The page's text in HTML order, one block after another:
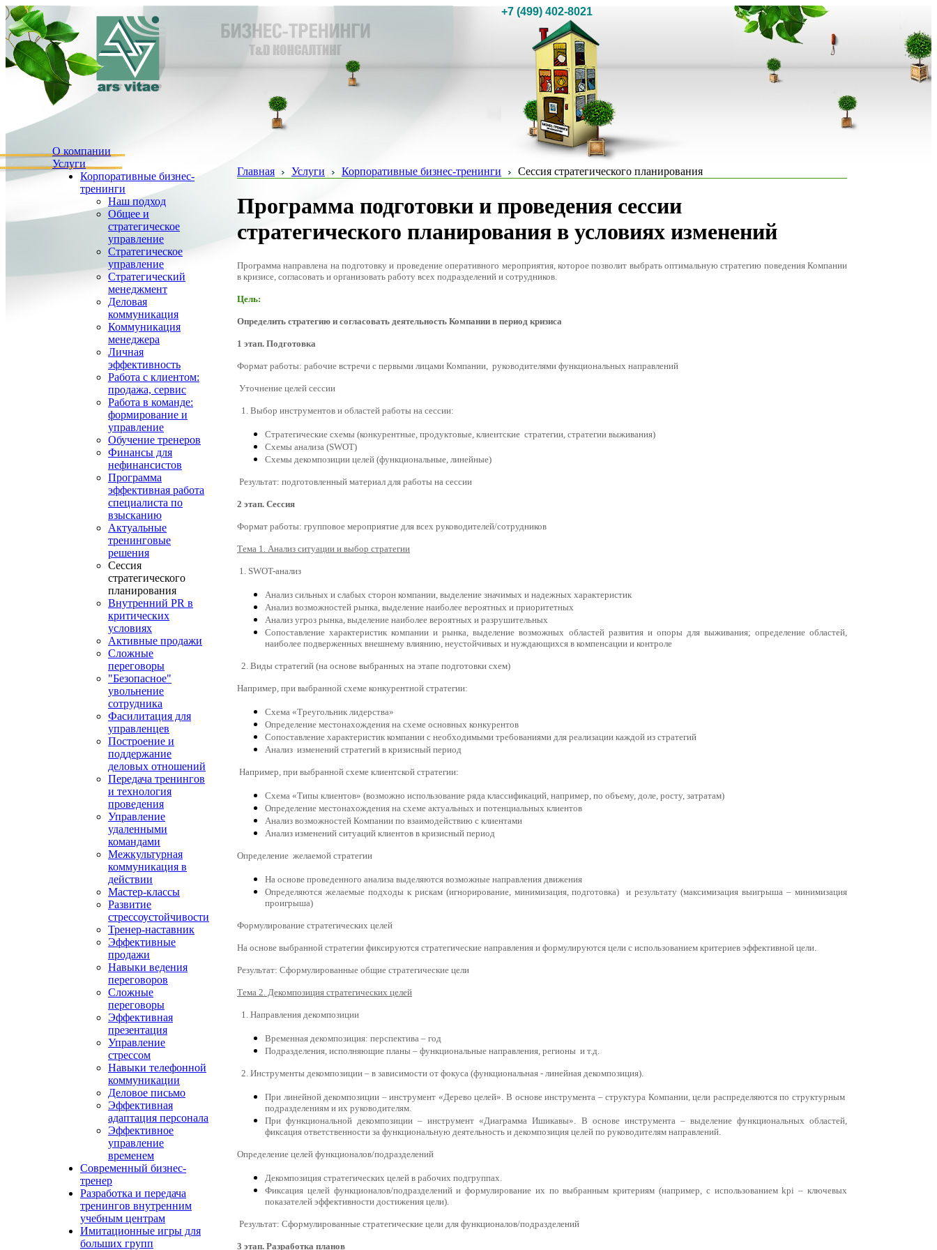
О компании
Услуги
Корпоративные бизнес-
тренинги
Наш подход
Общее и
стратегическое
управление
Стратегическое
управление
Стратегический
менеджмент
Деловая
коммуникация
Коммуникация
менеджера
Личная
эффективность
Работа с клиентом:
продажа, сервис
Работа в команде:
формирование и
управление
Обучение тренеров
Финансы для
нефинансистов
Программа
эффективная работа
специалиста по
взысканию
Актуальные
тренинговые
решения
Сессия
стратегического
планирования
Внутренний PR в
критических
условиях
Активные продажи
Сложные
переговоры
"Безопасное"
увольнение
сотрудника
Фасилитация для
управленцев
Построение и
поддержание
деловых отношений
Передача тренингов
и технология
проведения
Управление
удаленными
командами
Межкультурная
коммуникация в
действии
Мастер-классы
Развитие
стрессоустойчивости
Тренер-наставник
Эффективные
продажи
Навыки ведения
переговоров
Сложные
переговоры
Эффективная
презентация
Управление
стрессом
Навыки телефонной
коммуникации
Деловое письмо
Эффективная
адаптация персонала
Эффективное
управление
временем
Современный бизнес-
тренер
Разработка и передача
тренингов внутренним
учебным центрам
Имитационные игры для
больших групп
+7 (499) 402-8021
Главная Услуги Корпоративные бизнес-тренинги Сессия стратегического планирования
Программа подготовки и проведения сессии
стратегического планирования в условиях изменений
Программа направлена на подготовку и проведение оперативного мероприятия, которое позволит выбрать оптимальную стратегию поведения Компании
в кризисе, согласовать и организовать работу всех подразделений и сотрудников.
Цель:
Определить стратегию и согласовать деятельность Компании в период кризиса
1 этап. Подготовка
Формат работы: рабочие встречи с первыми лицами Компании, руководителями функциональных направлений
Уточнение целей сессии
1. Выбор инструментов и областей работы на сессии:
Стратегические схемы (конкурентные, продуктовые, клиентские стратегии, стратегии выживания)
Схемы анализа (SWOT)
Схемы декомпозиции целей (функциональные, линейные)
Результат: подготовленный материал для работы на сессии
2 этап. Сессия
Формат работы: групповое мероприятие для всех руководителей/сотрудников
Тема 1. Анализ ситуации и выбор стратегии
1. SWOT-анализ
Анализ сильных и слабых сторон компании, выделение значимых и надежных характеристик
Анализ возможностей рынка, выделение наиболее вероятных и приоритетных
Анализ угроз рынка, выделение наиболее вероятных и разрушительных
Сопоставление характеристик компании и рынка, выделение возможных областей развития и опоры для выживания; определение областей,
наиболее подверженных внешнему влиянию, неустойчивых и нуждающихся в компенсации и контроле
2. Виды стратегий (на основе выбранных на этапе подготовки схем)
Например, при выбранной схеме конкурентной стратегии:
Схема «Треугольник лидерства»
Определение местонахождения на схеме основных конкурентов
Сопоставление характеристик компании с необходимыми требованиями для реализации каждой из стратегий
Анализ изменений стратегий в кризисный период
Например, при выбранной схеме клиентской стратегии:
Схема «Типы клиентов» (возможно использование ряда классификаций, например, по объему, доле, росту, затратам)
Определение местонахождения на схеме актуальных и потенциальных клиентов
Анализ возможностей Компании по взаимодействию с клиентами
Анализ изменений ситуаций клиентов в кризисный период
Определение желаемой стратегии
На основе проведенного анализа выделяются возможные направления движения
Определяются желаемые подходы к рискам (игнорирование, минимизация, подготовка) и результату (максимизация выигрыша – минимизация
проигрыша)
Формулирование стратегических целей
На основе выбранной стратегии фиксируются стратегические направления и формулируются цели с использованием критериев эффективной цели.
Результат: Сформулированные общие стратегические цели
Тема 2. Декомпозиция стратегических целей
1. Направления декомпозиции
Временная декомпозиция: перспектива – год
Подразделения, исполняющие планы – функциональные направления, регионы и т.д.
2. Инструменты декомпозиции – в зависимости от фокуса (функциональная - линейная декомпозиция).
При линейной декомпозиции – инструмент «Дерево целей». В основе инструмента – структура Компании, цели распределяются по структурным
подразделениям и их руководителям.
При функциональной декомпозиции – инструмент «Диаграмма Ишикавы». В основе инструмента – выделение функциональных областей,
фиксация ответственности за функциональную деятельность и декомпозиция целей по руководителям направлений.
Определение целей функционалов/подразделений
Декомпозиция стратегических целей в рабочих подгруппах.
Фиксация целей функционалов/подразделений и формулирование их по выбранным критериям (например, с использованием kpi – ключевых
показателей эффективности достижения цели).
Результат: Сформулированные стратегические цели для функционалов/подразделений
3 этап. Разработка планов